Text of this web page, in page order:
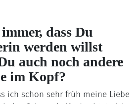
dass Du
werden willst
auch noch andere
im Kopf?
ich schon sehr früh meine Liebe